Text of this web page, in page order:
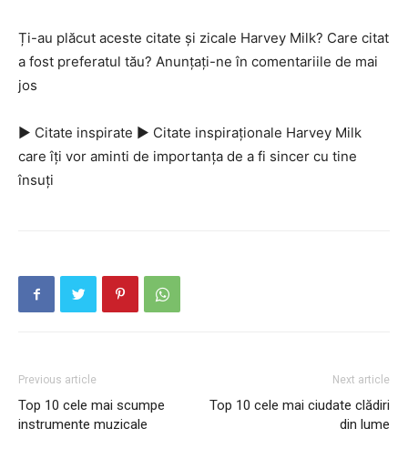
Ți-au plăcut aceste citate și zicale Harvey Milk? Care citat
a fost preferatul tău? Anunțați-ne în comentariile de mai
jos
► Citate inspirate ► Citate inspiraționale Harvey Milk
care îți vor aminti de importanța de a fi sincer cu tine
însuți
Previous article
Top 10 cele mai scumpe
instrumente muzicale
Next article
Top 10 cele mai ciudate clădiri
din lume